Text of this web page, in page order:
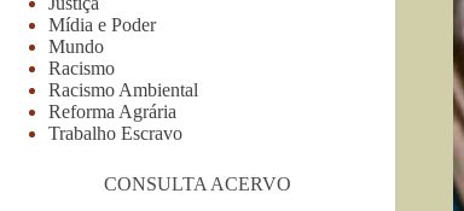
Mídia e Poder
Mundo
Racismo
Racismo Ambiental
Reforma Agrária
Trabalho Escravo
CONSULTA ACERVO